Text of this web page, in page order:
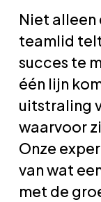
Niet alleen
teamlid
succes te
één lijn
uitstraling
waarvoor
Onze
van wat
met de